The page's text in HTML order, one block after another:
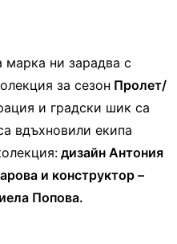
марка ни зарадва с
за сезон Пролет/
и градски шик са
вдъхновили екипа
дизайн Антония
и конструктор –
Попова.